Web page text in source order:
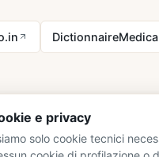
e privacy
solo cookie tecnici